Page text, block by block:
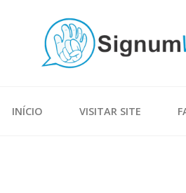
INÍCIO VISITAR SITE